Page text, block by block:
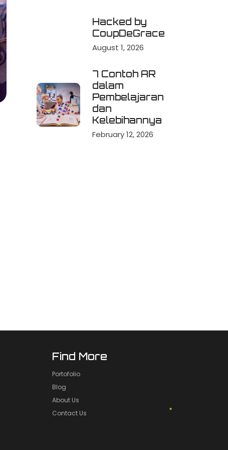
Hacked by
CoupDeGrace
August 1, 2026
7 Contoh AR
dalam
Pembelajaran
dan
Kelebihannya
February 12, 2026
Find More
Portofolio
Blog
About Us
Contact Us